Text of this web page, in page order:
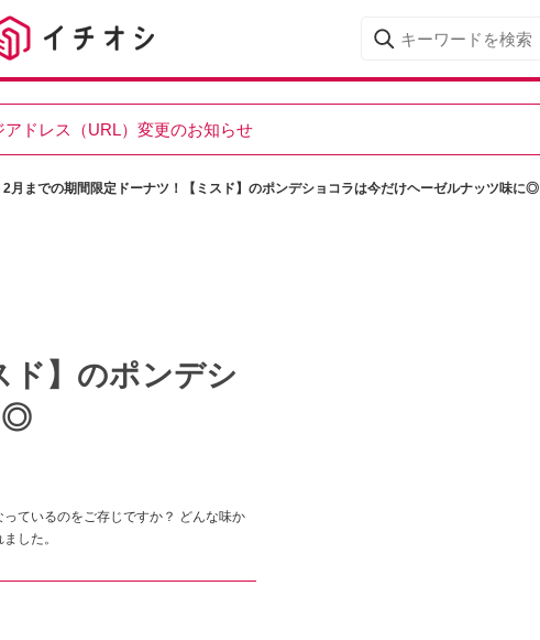
アドレス（URL）変更のお知らせ
2月までの期間限定ドーナツ！【ミスド】のポンデショコラは今だけヘーゼルナッツ味に◎
ド】のポンデシ
◎
ているのをご存じですか？ どんな味か
した。